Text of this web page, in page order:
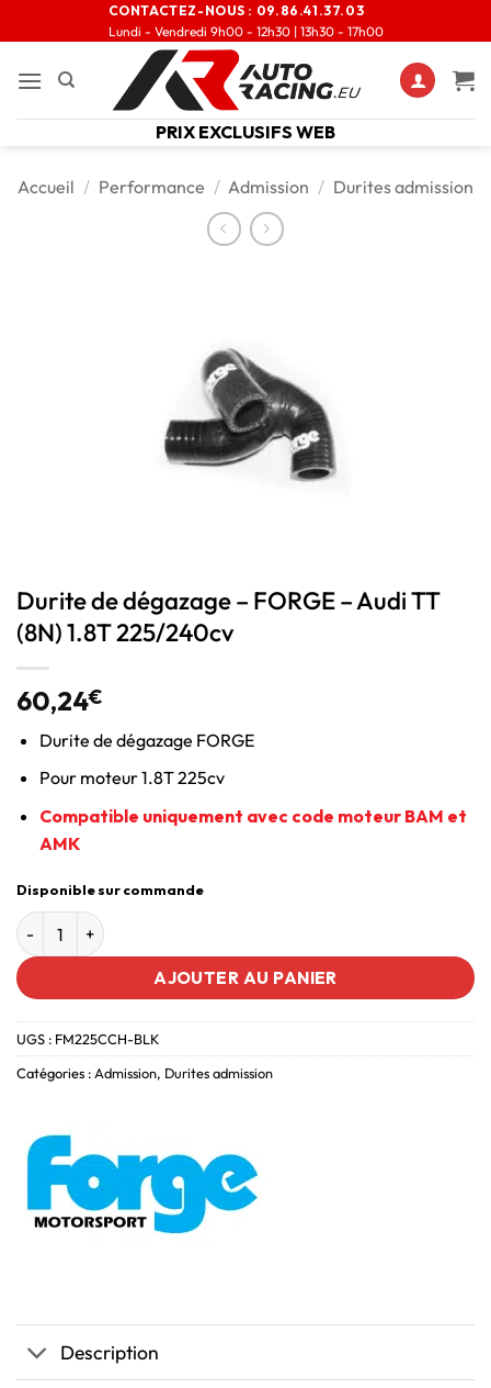
CONTACTEZ-NOUS : 09.86.41.37.03
Lundi - Vendredi 9h00 - 12h30 | 13h30 - 17h00
PRIX EXCLUSIFS WEB
Accueil / Performance / Admission / Durites admission
Durite de dégazage – FORGE – Audi TT
(8N) 1.8T 225/240cv
60,24€
Durite de dégazage FORGE
Pour moteur 1.8T 225cv
Compatible uniquement avec code moteur BAM et
AMK
Disponible sur commande
AJOUTER AU PANIER
UGS : FM225CCH-BLK
Catégories :Admission, Durites admission
Description